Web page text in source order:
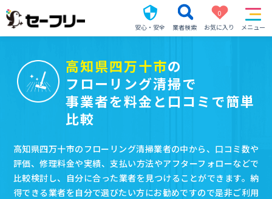
安心・安全 業者検索
0
お気に入り
メニュー
高知県四万十市の
フローリング清掃で
事業者を料金と口コミで簡単
比較
高知県四万十市のフローリング清掃業者の中から、口コミ数や
評価、修理料金や実績、支払い方法やアフターフォローなどで
比較検討し、自分に合った業者を見つけることができます。納
得できる業者を自分で選びたい方にお勧めですので是非ご利用